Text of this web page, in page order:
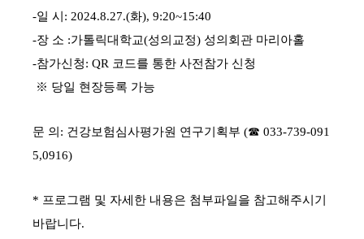
-일 시: 2024.8.27.(화), 9:20~15:40
-장 소 :가톨릭대학교(성의교정) 성의회관 마리아홀
-참가신청: QR 코드를 통한 사전참가 신청
※ 당일 현장등록 가능
문 의: 건강보험심사평가원 연구기획부 (☎ 033-739-091
5,0916)
* 프로그램 및 자세한 내용은 첨부파일을 참고해주시기
바랍니다.